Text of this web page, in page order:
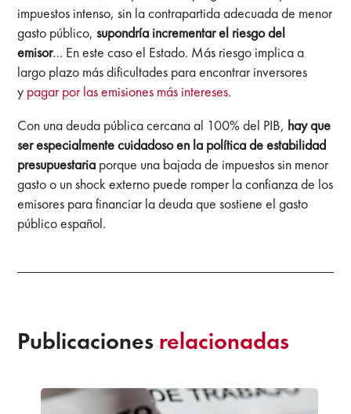
impuestos intenso, sin la contrapartida adecuada de menor
gasto público,supondría incrementar el riesgo del
emisor… En este caso el Estado. Más riesgo implica a
largo plazo más dificultades para encontrar inversores
y pagar por las emisiones más intereses.
Con una deuda pública cercana al 100% del PIB, hay que
ser especialmente cuidadoso en la política de estabilidad
presupuestaria porque una bajada de impuestos sin menor
gasto o un shock externo puede romper la confianza de los
emisores para financiar la deuda que sostiene el gasto
público español.
Publicaciones relacionadas